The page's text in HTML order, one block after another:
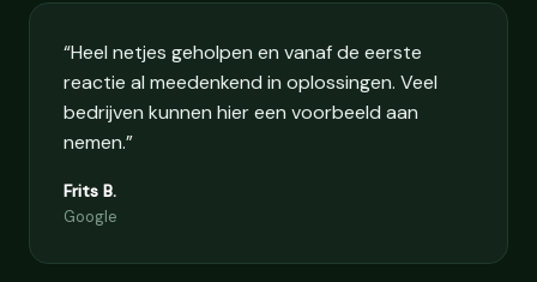
“Heel netjes geholpen en vanaf de eerste
reactie al meedenkend in oplossingen. Veel
bedrijven kunnen hier een voorbeeld aan
nemen.”
Frits B.
Google